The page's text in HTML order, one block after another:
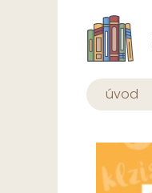
úvod